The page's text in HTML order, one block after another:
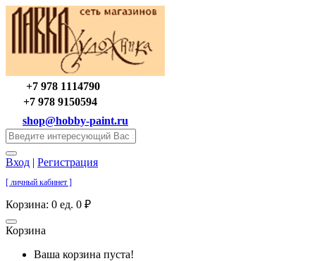
+7 978 1114790
+7 978 9150594
shop@hobby-paint.ru
Вход | Регистрация
[ личный кабинет ]
Корзина: 0 ед. 0 ₽
Корзина
Ваша корзина пуста!